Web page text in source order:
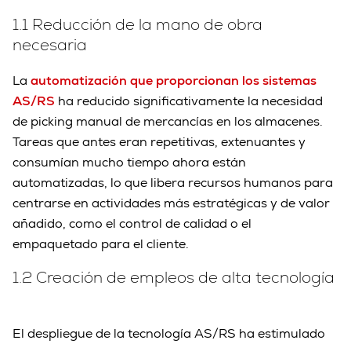
1.1 Reducción de la mano de obra
necesaria
La automatización que proporcionan los sistemas
AS/RS ha reducido significativamente la necesidad
de picking manual de mercancías en los almacenes.
Tareas que antes eran repetitivas, extenuantes y
consumían mucho tiempo ahora están
automatizadas, lo que libera recursos humanos para
centrarse en actividades más estratégicas y de valor
añadido, como el control de calidad o el
empaquetado para el cliente.
1.2 Creación de empleos de alta tecnología
El despliegue de la tecnología AS/RS ha estimulado